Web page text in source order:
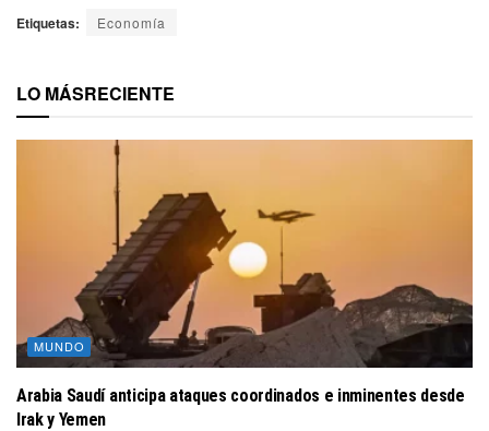
Etiquetas: Economía
LO MÁSRECIENTE
MUNDO
Arabia Saudí anticipa ataques coordinados e inminentes desde
Irak y Yemen